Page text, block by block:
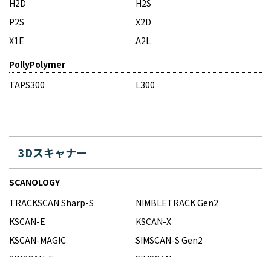
H2D
H2S
P2S
X2D
X1E
A2L
PollyPolymer
TAPS300
L300
3Dスキャナー
SCANOLOGY
TRACKSCAN Sharp-S
NIMBLETRACK Gen2
KSCAN-E
KSCAN-X
KSCAN-MAGIC
SIMSCAN-S Gen2